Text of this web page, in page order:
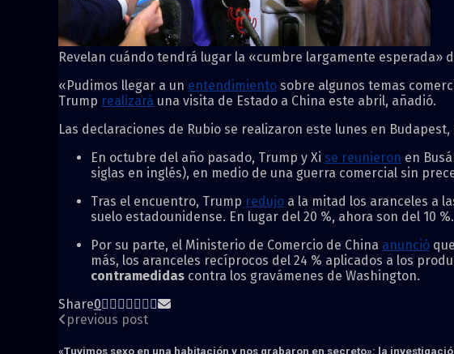
Revelan cuándo tendrá lugar la «cumbre largamente esperada»
«Pudimos llegar a un entendimiento sobre algunos temas
Trump realizará una visita de Estado a China este abril, añadió.
Las declaraciones de Rubio se realizaron este lunes en
En octubre del año pasado, Trump y Xi se reunieron en
siglas en inglés), en medio de una guerra comercial sin
Tras el encuentro, Trump redujo a la mitad los aranceles a
suelo estadounidense. En lugar del 20 %, ahora son del 10 %.
Por su parte, el Ministerio de Comercio de China anunció
más, los aranceles recíprocos del 24 % aplicados a los
contramedidas contra los gravámenes de Washington.
Share0
previous post
«Tuvimos sexo en una habitación y nos grabaron en secreto»: la